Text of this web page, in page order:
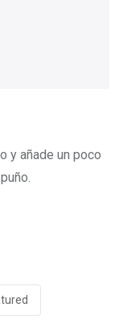
y añade un poco